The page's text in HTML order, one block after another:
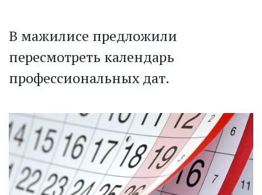
В мажилисе предложили
пересмотреть календарь
профессиональных дат.